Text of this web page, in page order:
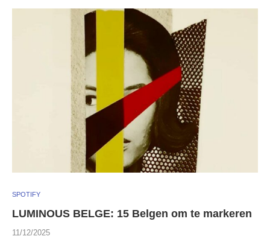
SPOTIFY
LUMINOUS BELGE: 15 Belgen om te markeren
11/12/2025